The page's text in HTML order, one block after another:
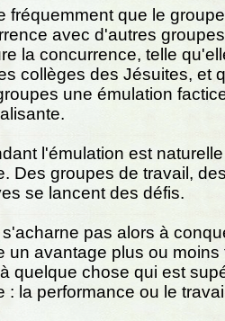
fréquemment que le
avec d'autres
la concurrence, telle
collèges des Jésuites, et
une émulation
l'émulation est
Des groupes de travail,
se lancent des défis.
pas alors à
un avantage plus ou moins
quelque chose qui est
: la performance ou le